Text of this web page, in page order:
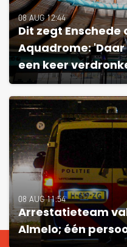
08 AUG 12:44
Dit zegt Enschede
Aquadrome:
een keer
08 AUG 11:54
Arrestatieteam
Almelo; één